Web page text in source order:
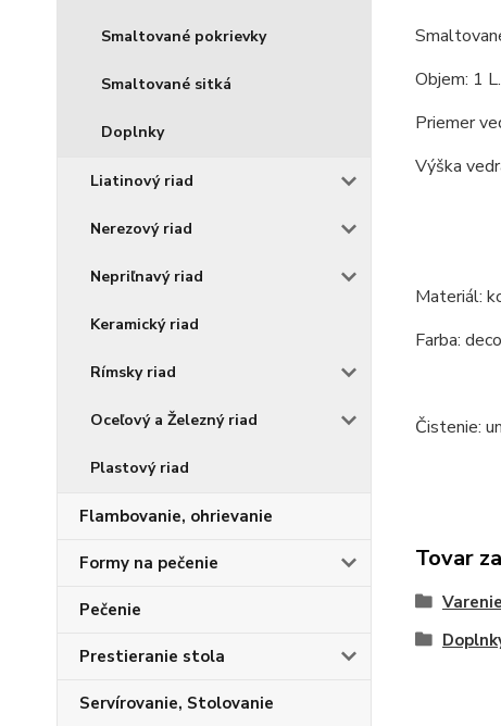
Smaltované pokrievky
Smaltované sitká
Doplnky
Liatinový riad
Nerezový riad
Nepriľnavý riad
Keramický riad
Rímsky riad
Oceľový a Železný riad
Plastový riad
Flambovanie, ohrievanie
Formy na pečenie
Pečenie
Prestieranie stola
Servírovanie, Stolovanie
Objem: 1 L.
Priemer
Výška
Materiál:
Farba:
Čistenie:
Tovar